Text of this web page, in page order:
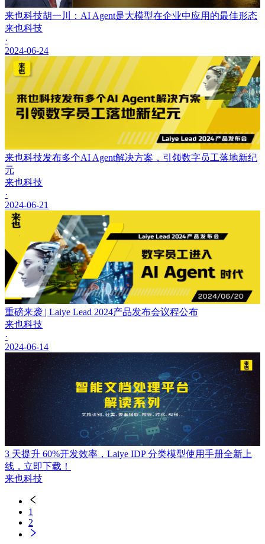
来也科技胡一川：AI Agent是大模型在企业中应用的最佳形态
来也科技
·
2024-06-24
来也科技发布多个AI Agent解决方案，引领数字员工落地新纪
元
来也科技
·
2024-06-21
重磅来袭 | Laiye Lead 2024产品发布会议程公布
来也科技
·
2024-06-14
3 天提升 60%开发效率，Laiye IDP 分类模型使用手册全新上
线，立即下载！
来也科技
1
2